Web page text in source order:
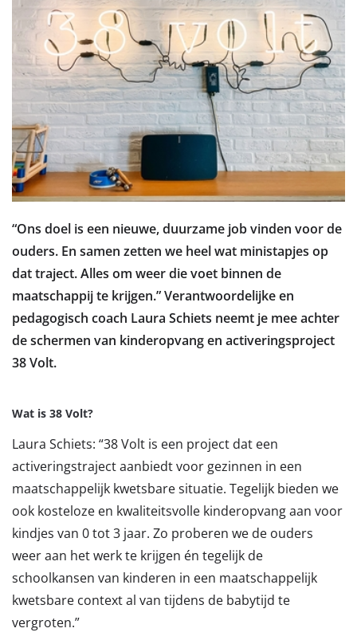
“Ons doel is een nieuwe, duurzame job vinden voor de
ouders. En samen zetten we heel wat ministapjes op
dat traject. Alles om weer die voet binnen de
maatschappij te krijgen.” Verantwoordelijke en
pedagogisch coach Laura Schiets neemt je mee achter
de schermen van kinderopvang en activeringsproject
38 Volt.
Wat is 38 Volt?
Laura Schiets: “38 Volt is een project dat een
activeringstraject aanbiedt voor gezinnen in een
maatschappelijk kwetsbare situatie. Tegelijk bieden we
ook kosteloze en kwaliteitsvolle kinderopvang aan voor
kindjes van 0 tot 3 jaar. Zo proberen we de ouders
weer aan het werk te krijgen én tegelijk de
schoolkansen van kinderen in een maatschappelijk
kwetsbare context al van tijdens de babytijd te
vergroten.”